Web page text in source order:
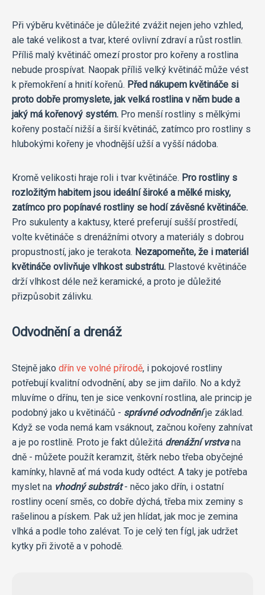
Při výběru květináče je důležité zvážit nejen jeho vzhled,
ale také velikost a tvar, které ovlivní zdraví a růst rostlin.
Příliš malý květináč omezí prostor pro kořeny a rostlina
nebude prospívat. Naopak příliš velký květináč může vést
k přemokření a hnití kořenů. Před nákupem květináče si
proto dobře promyslete, jak velká rostlina v něm bude a
jaký má kořenový systém. Pro menší rostliny s mělkými
kořeny postačí nižší a širší květináč, zatímco pro rostliny s
hlubokými kořeny je vhodnější užší a vyšší nádoba.
Kromě velikosti hraje roli i tvar květináče. Pro rostliny s
rozložitým habitem jsou ideální široké a mělké misky,
zatímco pro popínavé rostliny se hodí závěsné květináče.
Pro sukulenty a kaktusy, které preferují sušší prostředí,
volte květináče s drenážními otvory a materiály s dobrou
propustností, jako je terakota. Nezapomeňte, že i materiál
květináče ovlivňuje vlhkost substrátu. Plastové květináče
drží vlhkost déle než keramické, a proto je důležité
přizpůsobit zálivku.
Odvodnění a drenáž
Stejně jako dřín ve volné přírodě, i pokojové rostliny
potřebují kvalitní odvodnění, aby se jim dařilo. No a když
mluvíme o dřínu, ten je sice venkovní rostlina, ale princip je
podobný jako u květináčů - správné odvodněníje základ.
Když se voda nemá kam vsáknout, začnou kořeny zahnívat
a je po rostlině. Proto je fakt důležitá drenážní vrstvana
dně - můžete použít keramzit, štěrk nebo třeba obyčejné
kamínky, hlavně ať má voda kudy odtéct. A taky je potřeba
myslet na vhodný substrát- něco jako dřín, i ostatní
rostliny ocení směs, co dobře dýchá, třeba mix zeminy s
rašelinou a pískem. Pak už jen hlídat, jak moc je zemina
vlhká a podle toho zalévat. To je celý ten fígl, jak udržet
kytky při životě a v pohodě.